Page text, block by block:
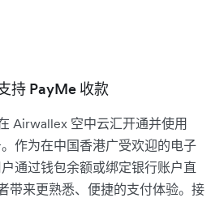
持 PayMe 收款
Airwallex 空中云汇开通并使用
作为在中国香港广受欢迎的电子
通过钱包余额或绑定银行账户直
带来更熟悉、便捷的支付体验。接